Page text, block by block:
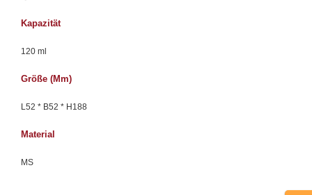
Kapazität
120 ml
Größe (mm)
L52 * B52 * H188
Material
MS